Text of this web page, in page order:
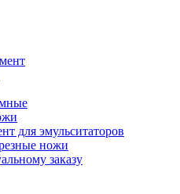
для эмульситаторов
ножи
заказу